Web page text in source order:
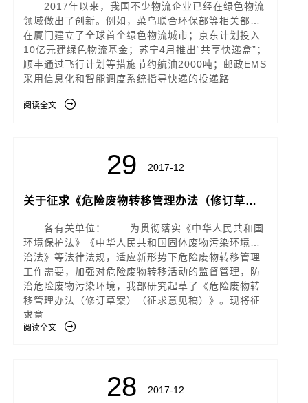
2017年以来，我国不少物流企业已经在绿色物流
领域做出了创新。例如，菜鸟联合环保部等相关部门
在厦门建立了全球首个绿色物流城市；京东计划投入
10亿元建绿色物流基金；苏宁4月推出“共享快递盒”；
顺丰通过飞行计划等措施节约航油2000吨；邮政EMS
采用信息化和智能调度系统指导快递的投递路
阅读全文
29 2017-12
关于征求《危险废物转移管理办法（修订草
各有关单位： 为贯彻落实《中华人民共和国
环境保护法》《中华人民共和国固体废物污染环境防
治法》等法律法规，适应新形势下危险废物转移管理
工作需要，加强对危险废物转移活动的监督管理，防
治危险废物污染环境，我部研究起草了《危险废物转
移管理办法（修订草案）（征求意见稿）》。现将征
求意
阅读全文
28 2017-12